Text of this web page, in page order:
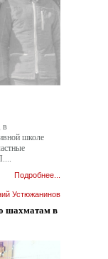
в
школе
Подробнее...
Устюжанинов
шахматам в